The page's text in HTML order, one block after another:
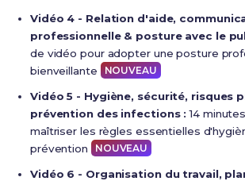
Vidéo 4 - Relation d'aide,
professionnelle & posture avec le
de vidéo pour adopter une posture
bienveillante
NOUVEAU
Vidéo 5 - Hygiène, sécurité, risques
prévention des infections : 14
maîtriser les règles essentielles
prévention
NOUVEAU
Vidéo 6 - Organisation du travail,